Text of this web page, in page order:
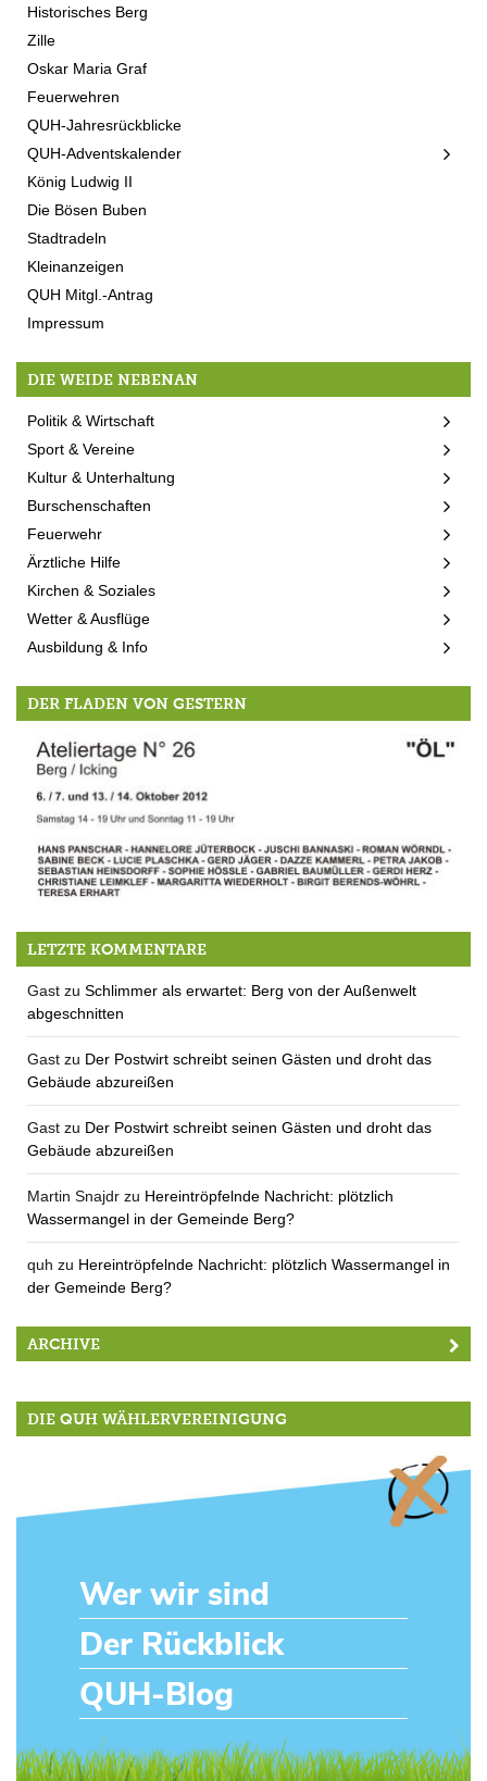
Historisches Berg
Zille
Oskar Maria Graf
Feuerwehren
QUH-Jahresrückblicke
QUH-Adventskalender
König Ludwig II
Die Bösen Buben
Stadtradeln
Kleinanzeigen
QUH Mitgl.-Antrag
Impressum
DIE WEIDE NEBENAN
Politik & Wirtschaft
Sport & Vereine
Kultur & Unterhaltung
Burschenschaften
Feuerwehr
Ärztliche Hilfe
Kirchen & Soziales
Wetter & Ausflüge
Ausbildung & Info
DER FLADEN VON GESTERN
Öl
LETZTE KOMMENTARE
Gast zu Schlimmer als erwartet: Berg von der Außenwelt
abgeschnitten
Gast zu Der Postwirt schreibt seinen Gästen und droht das
Gebäude abzureißen
Gast zu Der Postwirt schreibt seinen Gästen und droht das
Gebäude abzureißen
Martin Snajdr zu Hereintröpfelnde Nachricht: plötzlich
Wassermangel in der Gemeinde Berg?
quh zu Hereintröpfelnde Nachricht: plötzlich Wassermangel in
der Gemeinde Berg?
ARCHIVE
DIE QUH WÄHLERVEREINIGUNG
Wer wir sind
Der Rückblick
QUH-Blog